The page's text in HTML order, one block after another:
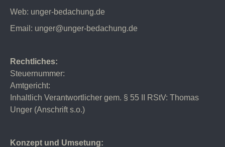
Web: unger-bedachung.de
Email: unger@unger-bedachung.de
Rechtliches:
Steuernummer:
Amtgericht:
Inhaltlich Verantwortlicher gem. § 55 II RStV: Thomas
Unger (Anschrift s.o.)
Konzept und Umsetung: